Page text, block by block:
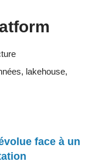
lakehouse,
face à un